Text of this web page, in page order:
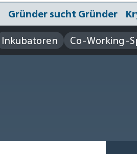
Gründer sucht Gründer
Inkubatoren Co-Working-